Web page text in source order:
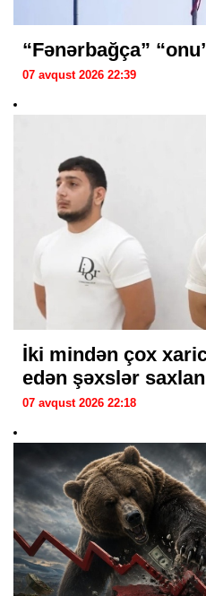
“Fənərbağça”
07 avqust 2026 22:39
İki mindən çox
edən şəxslər
07 avqust 2026 22:18